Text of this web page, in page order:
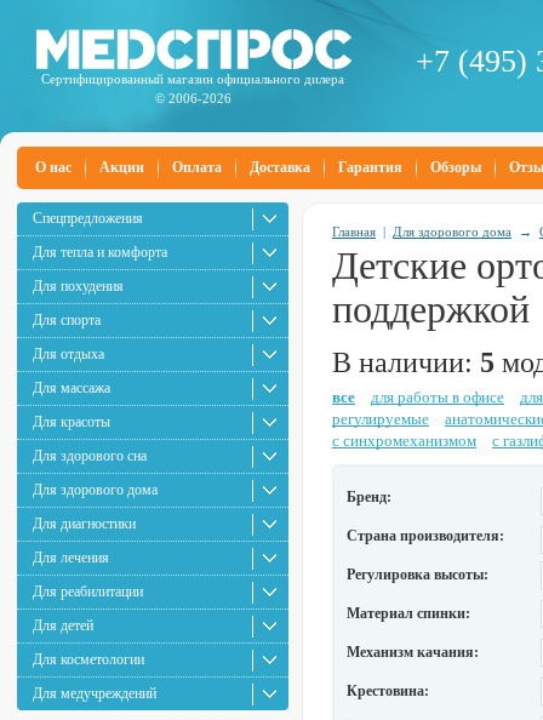
Сертифицированный магазин официального дилера
© 2006-2026
+7 (495)
О нас Акции Оплата Доставка Гарантия Обзоры
Спецпредложения
Для тепла и комфорта
Для похудения
Для спорта
Для отдыха
Для массажа
Для красоты
Для здорового сна
Для здорового дома
Для диагностики
Для лечения
Для реабилитации
Для детей
Для косметологии
Для медучреждений
Главная | Для здорового дома →
Детские
поддержкой
В наличии: 5
все для работы в офисе
регулируемые
с синхромеханизмом
с
Бренд:
Страна производителя:
Регулировка высоты:
Материал спинки:
Механизм качания:
Крестовина: